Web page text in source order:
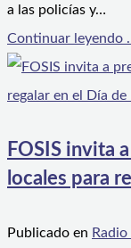
a las policías y…
Continuar leyendo
FOSIS invita
locales para
Publicado en